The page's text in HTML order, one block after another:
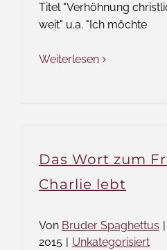
Titel "Verhöhnung
weit" u.a. "Ich möchte
Weiterlesen
Das Wort zum
Charlie lebt
Von Bruder Spaghettus |
2015 | Unkategorisiert